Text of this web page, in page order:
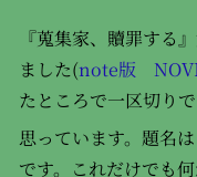
『蒐集家、贖罪する
ました(note版
たところで一区切り
思っています。題名
です。これだけでも